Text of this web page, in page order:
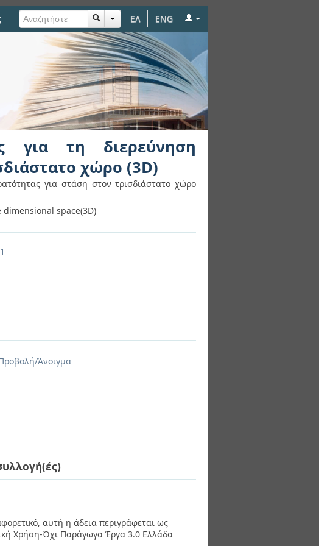
ΕΛ ENG
ορατότητας για στάση
για τη διερεύνηση
χώρο (3D)
για στάση στον τρισδιάστατο χώρο
space(3D)
Άνοιγμα
αυτή η άδεια περιγράφεται ως
Χρήση-Όχι Παράγωγα Έργα 3.0 Ελλάδα